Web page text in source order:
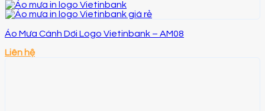
Áo Mưa Cánh Dơi Logo Vietinbank – AM08
Liên hệ